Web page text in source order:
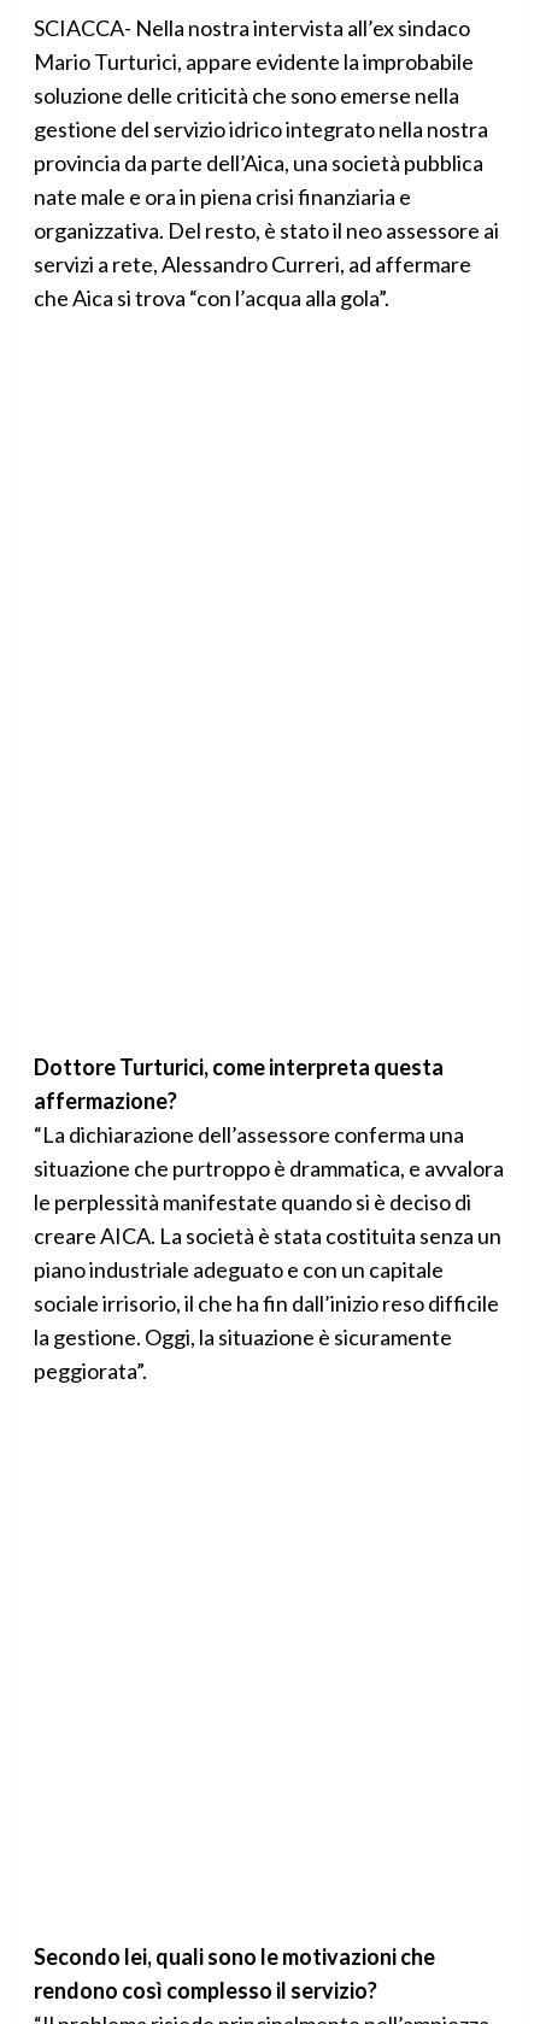
SCIACCA- Nella nostra intervista all’ex sindaco
Mario Turturici, appare evidente la improbabile
soluzione delle criticità che sono emerse nella
gestione del servizio idrico integrato nella nostra
provincia da parte dell’Aica, una società pubblica
nate male e ora in piena crisi finanziaria e
organizzativa. Del resto, è stato il neo assessore ai
servizi a rete, Alessandro Curreri, ad affermare
che Aica si trova “con l’acqua alla gola”.
Dottore Turturici, come interpreta questa
affermazione?
“La dichiarazione dell’assessore conferma una
situazione che purtroppo è drammatica, e avvalora
le perplessità manifestate quando si è deciso di
creare AICA. La società è stata costituita senza un
piano industriale adeguato e con un capitale
sociale irrisorio, il che ha fin dall’inizio reso difficile
la gestione. Oggi, la situazione è sicuramente
peggiorata”.
Secondo lei, quali sono le motivazioni che
rendono così complesso il servizio?